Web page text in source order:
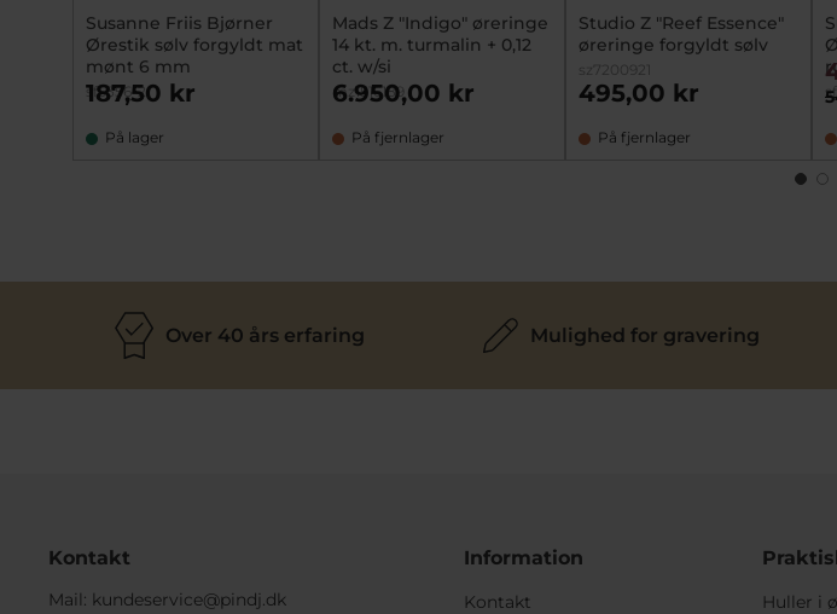
Susanne Friis Bjørner
Ørestik sølv forgyldt mat
mønt 6 mm
sf5356-2
187,50 kr
På lager
Mads Z "Indigo" øreringe
14 kt. m. turmalin + 0,12
ct. w/si
mz1516189
6.950,00 kr
På fjernlager
Studio Z "Reef Essence"
øreringe forgyldt sølv
sz7200921
495,00 kr
På fjernlager
Over 40 års erfaring Mulighed for gravering
Kontakt
Mail: kundeservice@pindj.dk
Information
Kontakt
Huller i